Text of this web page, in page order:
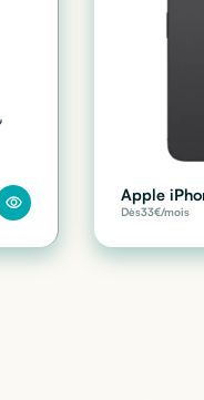
Apple
Dès33€/mois